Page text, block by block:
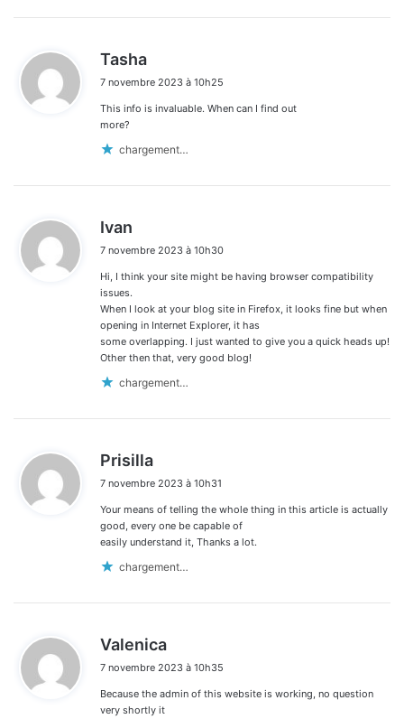
Tasha
t
7 novembre 2023 à 10h25
This info is invaluable. When can I find out
more?
chargement…
Ivan
t
7 novembre 2023 à 10h30
Hi, I think your site might be having browser compatibility
issues.
When I look at your blog site in Firefox, it looks fine but when
opening in Internet Explorer, it has
some overlapping. I just wanted to give you a quick heads up!
Other then that, very good blog!
chargement…
Prisilla
t
:
7 novembre 2023 à 10h31
Your means of telling the whole thing in this article is actually
good, every one be capable of
easily understand it, Thanks a lot.
chargement…
Valenica
t
7 novembre 2023 à 10h35
Because the admin of this website is working, no question
very shortly it